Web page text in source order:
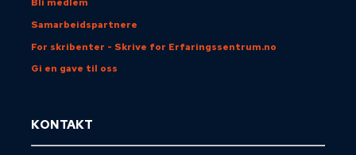
Bli medlem
Samarbeidspartnere
For skribenter - Skrive for Erfaringssentrum.no
Gi en gave til oss
KONTAKT